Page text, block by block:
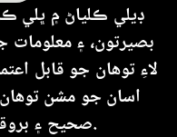
ڊيلي ڪلياڻ ۾ ڀلي
بصيرتون، ۽ معلومات
لاءِ توهان جو قابل
اسان جو مشن توهان
صحيح ۽ بروقت خبرون پهچائڻ آهي.